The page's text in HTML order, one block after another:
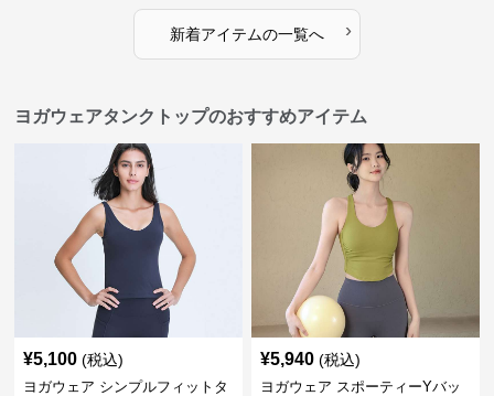
新着アイテムの一覧へ ›
ヨガウェアタンクトップのおすすめアイテム
¥5,100 (税込)
ヨガウェア シンプルフィットタ
¥5,940 (税込)
ヨガウェア スポーティーYバッ